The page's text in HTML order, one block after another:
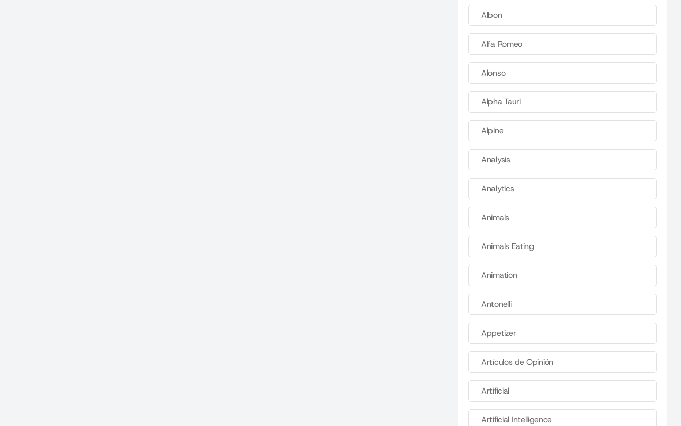
Albon
Alfa Romeo
Alonso
Alpha Tauri
Alpine
Analysis
Analytics
Animals
Animals Eating
Animation
Antonelli
Appetizer
Artículos de Opinión
Artificial
Artificial Intelligence